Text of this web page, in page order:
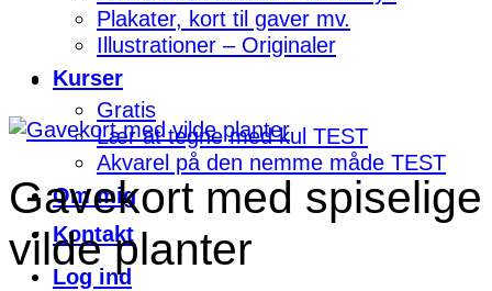
Plakater, kort til gaver mv.
Illustrationer – Originaler
Kurser
Gratis
Lær at tegne med kul TEST
Akvarel på den nemme måde TEST
Om mig
Kontakt
Log ind
Gavekort med spiselige
vilde planter